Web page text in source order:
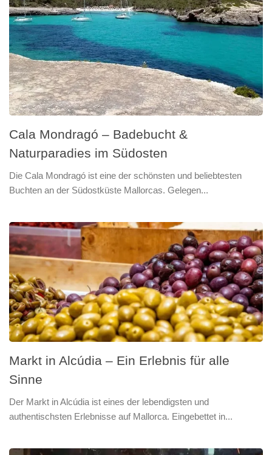
Cala Mondragó – Badebucht &
Naturparadies im Südosten
Die Cala Mondragó ist eine der schönsten und beliebtesten
Buchten an der Südostküste Mallorcas. Gelegen...
Markt in Alcúdia – Ein Erlebnis für alle
Sinne
Der Markt in Alcúdia ist eines der lebendigsten und
authentischsten Erlebnisse auf Mallorca. Eingebettet in...